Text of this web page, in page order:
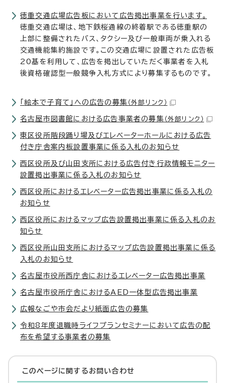
徳重交通広場広告板において広告掲出事業を行います。
徳重交通広場は、地下鉄桜通線の終着駅である徳重駅の
上部に整備されたバス、タクシー及び一般車両が乗入れる
交通機能集約施設です。この交通広場に設置された広告板
20基を利用して、広告を掲出していただく事業者を入札
後資格確認型一般競争入札方式により募集するものです。
「絵本で子育て」への広告の募集 （外部リンク）
名古屋市図書館における広告事業者の募集 （外部リンク）
東区役所階段踊り場及びエレベーターホールにおける広告
付き庁舎案内板設置事業に係る入札のお知らせ
西区役所及び山田支所における広告付き行政情報モニター
設置掲出事業に係る入札のお知らせ
西区役所におけるエレベーター広告掲出事業に係る入札の
お知らせ
西区役所におけるマップ広告設置掲出事業に係る入札のお
知らせ
西区役所山田支所におけるマップ広告設置掲出事業に係る
入札のお知らせ
名古屋市役所西庁舎におけるエレベーター広告掲出事業
名古屋市役所庁舎におけるAED一体型広告掲出事業
広報なごや市会だより紙面広告の募集
令和8年度退職時ライフプランセミナーにおいて広告の配
布を希望する事業者の募集
このページに関する お問い合わせ